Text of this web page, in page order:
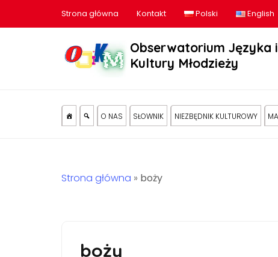
Strona główna Kontakt Polski English
Obserwatorium Języka i
Kultury Młodzieży
O NAS SŁOWNIK NIEZBĘDNIK KULTUROWY
Strona główna » boży
boży